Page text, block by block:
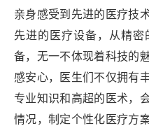
亲身感受到先进的医疗技
先进的医疗设备，从精
备，无一不体现着科技的
感安心，医生们不仅拥有
专业知识和高超的医术，
情况，制定个性化医疗方